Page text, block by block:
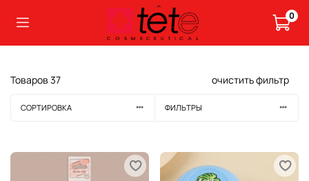
0
Товаров 37 очистить фильтр
СОРТИРОВКА ФИЛЬТРЫ